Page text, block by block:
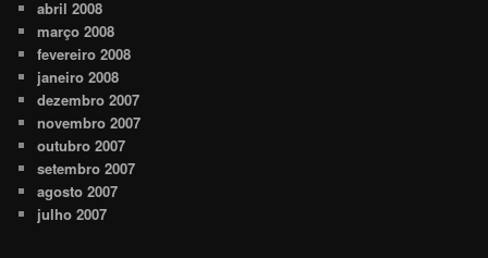
abril 2008
março 2008
fevereiro 2008
janeiro 2008
dezembro 2007
novembro 2007
outubro 2007
setembro 2007
agosto 2007
julho 2007